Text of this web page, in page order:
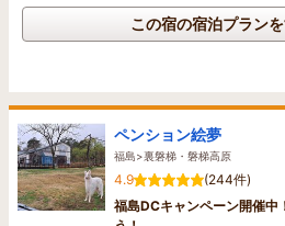
この宿の宿泊プラン
ペンション絵夢
福島>裏磐梯・磐梯高原
4.9
(244件)
福島DCキャンペーン開催中